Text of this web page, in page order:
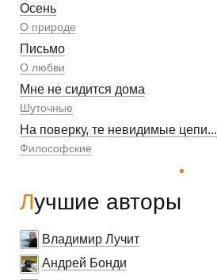
Осень
О природе
Письмо
О любви
Мне не сидится дома
Шуточные
На поверку, те невидимые цепи...
Философские
Лучшие авторы
Владимир Лучит
Андрей Бонди